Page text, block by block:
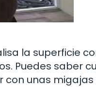
la superficie
Puedes saber
unas